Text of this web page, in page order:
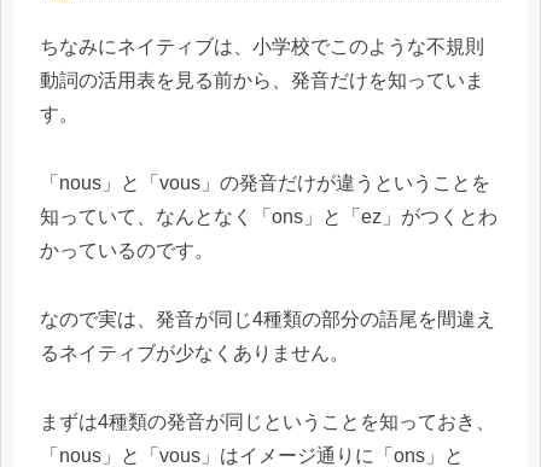
ちなみにネイティブは、小学校でこのような不規則
動詞の活用表を見る前から、発音だけを知っていま
す。
「nous」と「vous」の発音だけが違うということを
知っていて、なんとなく「ons」と「ez」がつくとわ
かっているのです。
なので実は、発音が同じ4種類の部分の語尾を間違え
るネイティブが少なくありません。
まずは4種類の発音が同じということを知っておき、
「nous」と「vous」はイメージ通りに「ons」と